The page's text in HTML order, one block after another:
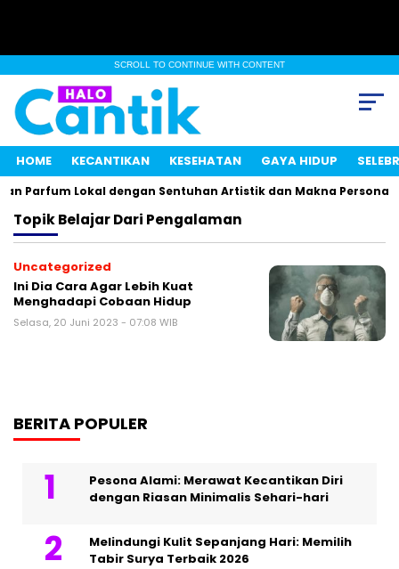
SCROLL TO CONTINUE WITH CONTENT
HOME KECANTIKAN KESEHATAN GAYA HIDUP
Parfum Lokal dengan Sentuhan Artistik dan Makna Personal
TopikBelajar Dari Pengalaman
Uncategorized
Ini Dia Cara Agar Lebih Kuat
Menghadapi Cobaan Hidup
Selasa, 20 Juni 2023 - 07:08 WIB
BERITA POPULER
Pesona Alami: Merawat Kecantikan Diri
dengan Riasan Minimalis Sehari-hari
Melindungi Kulit Sepanjang Hari: Memilih
Tabir Surya Terbaik 2026